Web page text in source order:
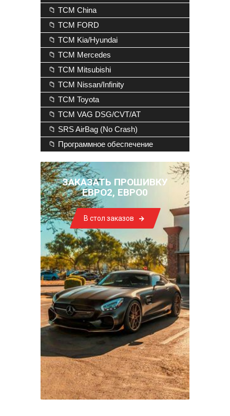
📁 TCM China
📁 TCM FORD
📁 TCM Kia/Hyundai
📁 TCM Mercedes
📁 TCM Mitsubishi
📁 TCM Nissan/Infinity
📁 TCM Toyota
📁 TCM VAG DSG/CVT/AT
📁 SRS AirBag (No Crash)
📁 Программное обеспечение
ЗАКАЗАТЬ ПРОШИВКУ
ЕВРО2, ЕВРО0
В стол заказов